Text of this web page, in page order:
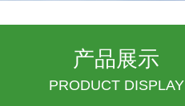
产品展示
PRODUCT DISPLAY